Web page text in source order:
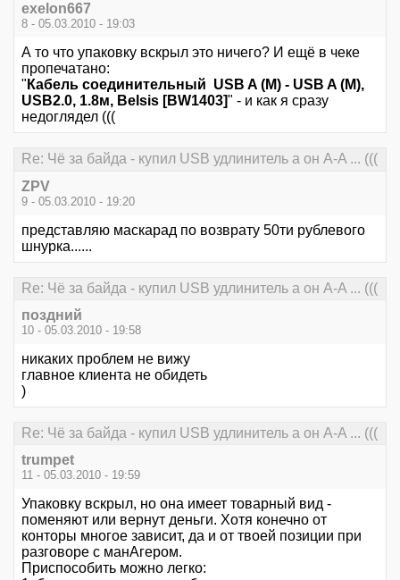
exelon667
8 - 05.03.2010 - 19:03
А то что упаковку вскрыл это ничего? И ещё в чеке
пропечатано:
" Кабель соединительный USB A (M) - USB A (M),
USB2.0, 1.8м, Belsis [BW1403]" - и как я сразу
недоглядел (((
Re: Чё за байда - купил USB удлинитель а он А-A ... (((
ZPV
9 - 05.03.2010 - 19:20
представляю маскарад по возврату 50ти рублевого
шнурка......
Re: Чё за байда - купил USB удлинитель а он А-A ... (((
поздний
10 - 05.03.2010 - 19:58
никаких проблем не вижу
главное клиента не обидеть
)
Re: Чё за байда - купил USB удлинитель а он А-A ... (((
trumpet
11 - 05.03.2010 - 19:59
Упаковку вскрыл, но она имеет товарный вид -
поменяют или вернут деньги. Хотя конечно от
конторы многое зависит, да и от твоей позиции при
разговоре с манАгером.
Приспособить можно легко: